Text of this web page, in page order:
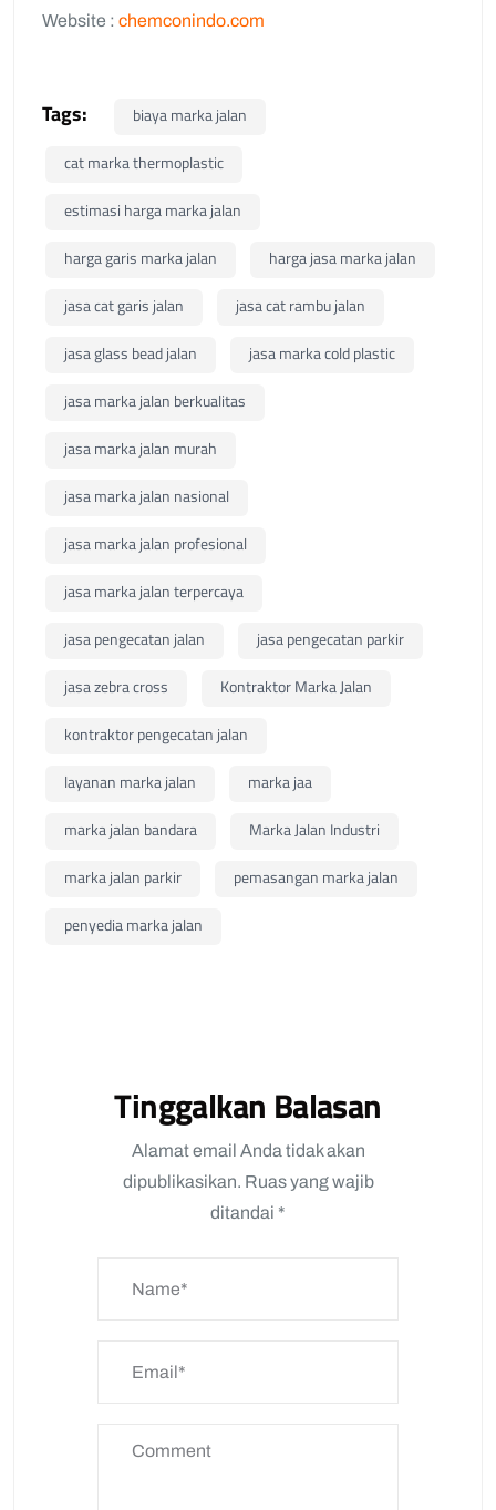
Website : chemconindo.com
Tags: biaya marka jalan
cat marka thermoplastic
estimasi harga marka jalan
harga garis marka jalan harga jasa marka jalan
jasa cat garis jalan jasa cat rambu jalan
jasa glass bead jalan jasa marka cold plastic
jasa marka jalan berkualitas
jasa marka jalan murah
jasa marka jalan nasional
jasa marka jalan profesional
jasa marka jalan terpercaya
jasa pengecatan jalan jasa pengecatan parkir
jasa zebra cross Kontraktor Marka Jalan
kontraktor pengecatan jalan
layanan marka jalan marka jaa
marka jalan bandara Marka Jalan Industri
marka jalan parkir pemasangan marka jalan
penyedia marka jalan
Tinggalkan Balasan
Alamat email Anda tidak akan
dipublikasikan. Ruas yang wajib
ditandai *